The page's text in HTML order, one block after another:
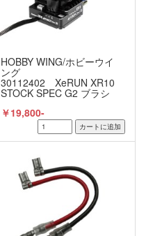
HOBBY WING/ホビーウイ
ング
30112402 XeRUN XR10
STOCK SPEC G2 ブラシ
レスモーター用 ESC
【1/10用】
￥19,800-